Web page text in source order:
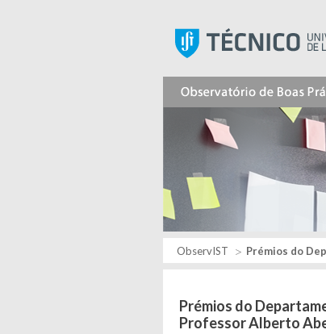
ObservIST Prémios do
Prémios do
Professor Alberto